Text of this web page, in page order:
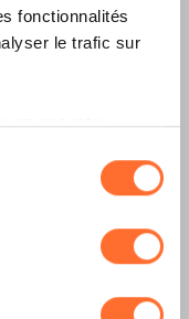
fonctionnalités
le trafic sur
accepter,
nécessaires au
des différents
« Détails » ci-
et certaines
!